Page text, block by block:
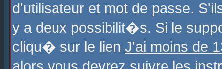
d'utilisateur et mot de passe.
y a deux possibilit�s. Si le
cliqu� sur le lien J'ai moins de